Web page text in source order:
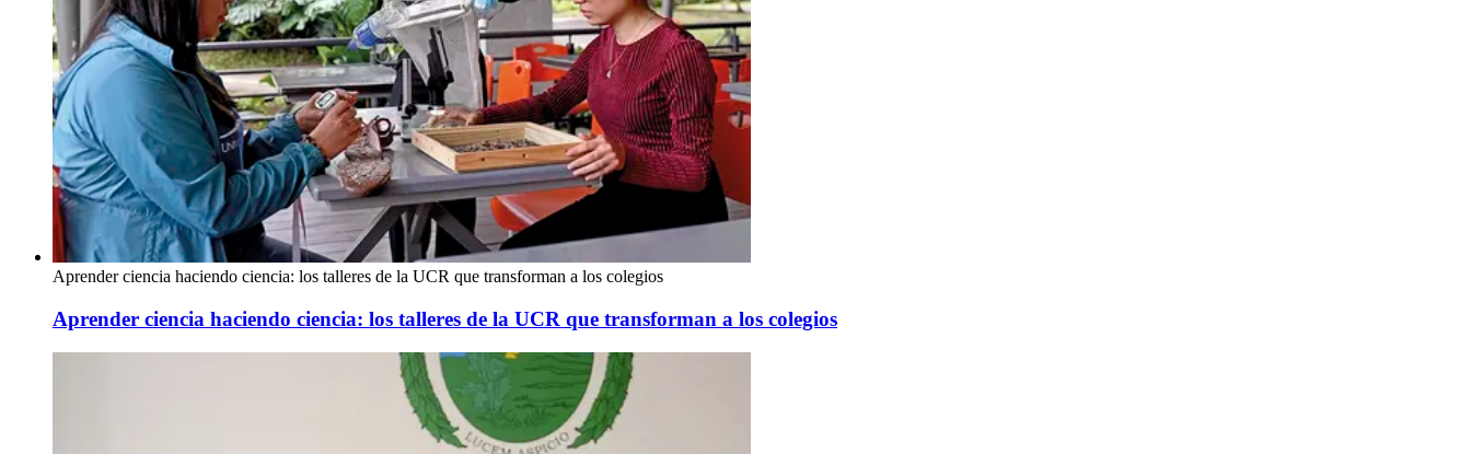
Aprender ciencia haciendo ciencia: los talleres de la UCR que transforman a los colegios
Aprender ciencia haciendo ciencia: los talleres de la UCR que transforman a los colegios